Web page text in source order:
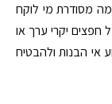
מסודרת מי לוקח
חפצים יקרי ערך או
אי הבנות ולהבטיח